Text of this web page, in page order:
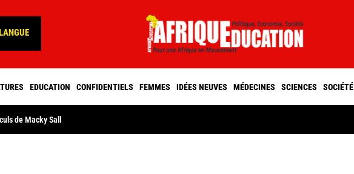
EDUCATION CONFIDENTIELS FEMMES IDÉES NEUVES MÉDECINES SCIENCES SOCIÉTÉ
de Macky Sall